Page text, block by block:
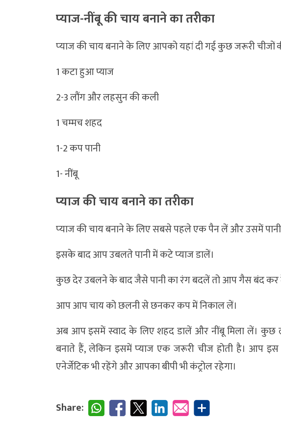
प्‍याज-नींबू की चाय बनाने का तरीका
प्‍याज की चाय बनाने के लिए आपको यहां दी गई कुछ जरूरी चीजों
1 कटा हुआ प्याज
2-3 लौंग और लहसुन की कली
1 चम्‍मच शहद
1-2 कप पानी
1- नींबू
प्‍याज की चाय बनाने का तरीका
प्‍याज की चाय बनाने के लिए सबसे पहले एक पैन लें और उसमें
इसके बाद आप उबलते पानी में कटे प्‍याज डालें।
कुछ देर उबलने के बाद जैसे पानी का रंग बदलें तो आप गैस बंद कर
आप आप चाय को छलनी से छनकर कप में निकाल लें।
अब आप इसमें स्‍वाद के लिए शहद डालें और नींबू मिला लें।
बनाते हैं, लेकिन इसमें प्‍याज एक जरूरी चीज होती है। आप
एनेर्जेटिक भी रहेंगे और आपका बीपी भी कंट्रोल रहेगा।
Share: